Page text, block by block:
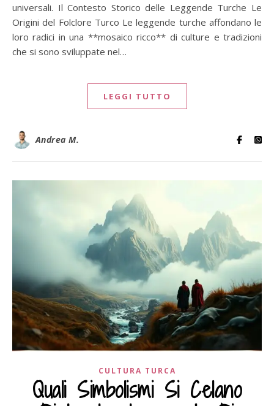
universali. Il Contesto Storico delle Leggende Turche Le
Origini del Folclore Turco Le leggende turche affondano le
loro radici in una **mosaico ricco** di culture e tradizioni
che si sono sviluppate nel…
LEGGI TUTTO
Andrea M.
CULTURA TURCA
Quali Simbolismi Si Celano